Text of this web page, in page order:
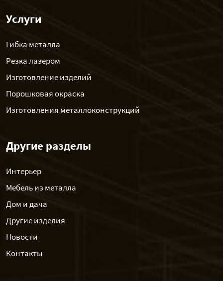
Услуги
Гибка металла
Резка лазером
Изготовление изделий
Порошковая окраска
Изготовления металлоконструкций
Другие разделы
Интерьер
Мебель из металла
Дом и дача
Другие изделия
Новости
Контакты